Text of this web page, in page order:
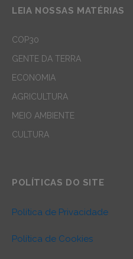
LEIA NOSSAS MATÉRIAS
COP30
GENTE DA TERRA
ECONOMIA
AGRICULTURA
MEIO AMBIENTE
CULTURA
POLÍTICAS DO SITE
Política de Privacidade
Política de Cookies